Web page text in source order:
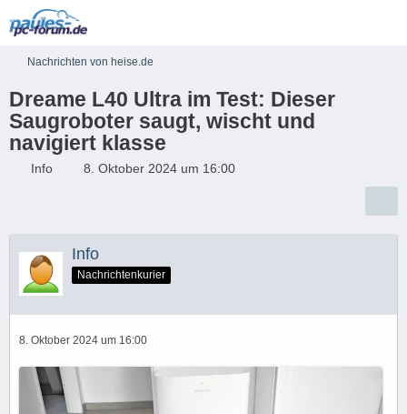
Nachrichten von heise.de
Dreame L40 Ultra im Test: Dieser
Saugroboter saugt, wischt und
navigiert klasse
Info 8. Oktober 2024 um 16:00
Info
Nachrichtenkurier
8. Oktober 2024 um 16:00